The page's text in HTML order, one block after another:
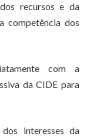
recursos e da
competência dos
com a
da CIDE para
interesses da